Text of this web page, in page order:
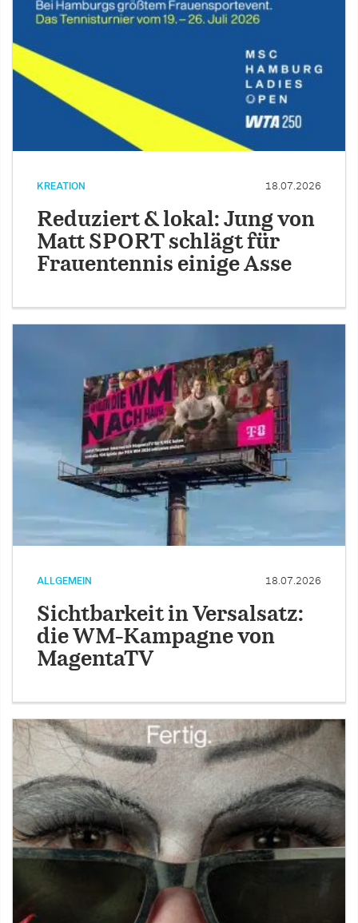
KREATION 18.07.2026
Reduziert & lokal: Jung von
Matt SPORT schlägt für
Frauentennis einige Asse
ALLGEMEIN 18.07.2026
Sichtbarkeit in Versalsatz:
die WM-Kampagne von
MagentaTV